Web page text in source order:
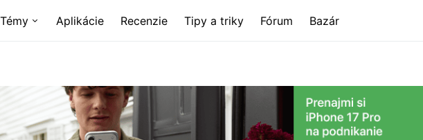
Témy Aplikácie Recenzie Tipy a triky Fórum Bazár